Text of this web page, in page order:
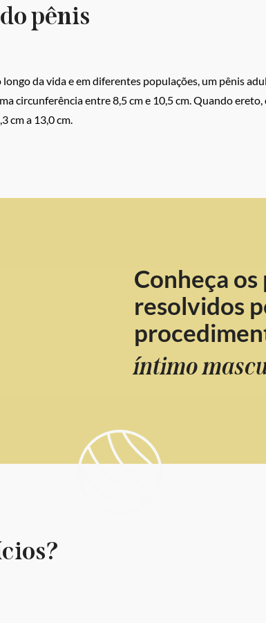
pênis
da vida e em diferentes populações, um pênis
circunferência entre 8,5 cm e 10,5 cm. Quando
cm a 13,0 cm.
Conheça
resolvidos
íntimo